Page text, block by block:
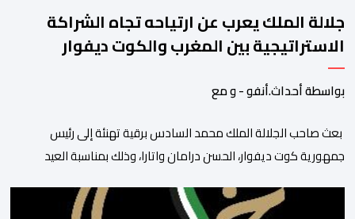
جلالة الملك يعرب عن ارتياحه تجاه الشراكة
الاستراتيجية بين المغرب والكوت ديفوار
بواسطة أحداث.أنفو - و مع
بعث صاحب الجلالة الملك محمد السادس برقية تهنئة إلى رئيس
جمهورية كوت ديفوار، الحسن درامان واتارا، وذلك بمناسبة العيد
للسيد واتارا، مقرونة بأصدق متمنيات جلالته بموصول التقدم والازدهار